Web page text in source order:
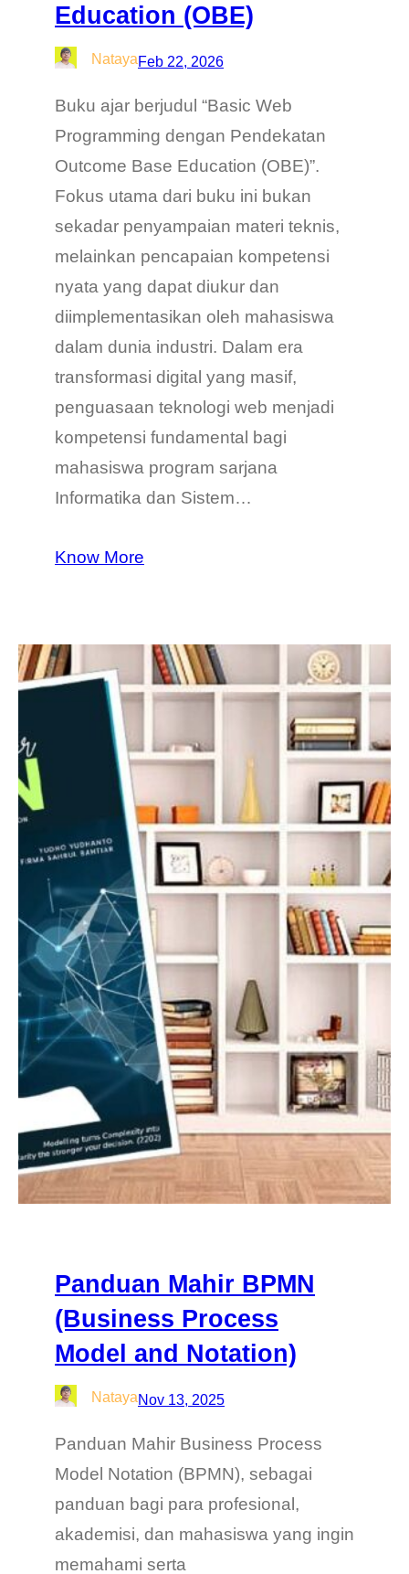
Education (OBE)
NatayaFeb 22, 2026
Buku ajar berjudul “Basic Web
Programming dengan Pendekatan
Outcome Base Education (OBE)”.
Fokus utama dari buku ini bukan
sekadar penyampaian materi teknis,
melainkan pencapaian kompetensi
nyata yang dapat diukur dan
diimplementasikan oleh mahasiswa
dalam dunia industri. Dalam era
transformasi digital yang masif,
penguasaan teknologi web menjadi
kompetensi fundamental bagi
mahasiswa program sarjana
Informatika dan Sistem…
Know More
Panduan Mahir BPMN
(Business Process
Model and Notation)
NatayaNov 13, 2025
Panduan Mahir Business Process
Model Notation (BPMN), sebagai
panduan bagi para profesional,
akademisi, dan mahasiswa yang ingin
memahami serta